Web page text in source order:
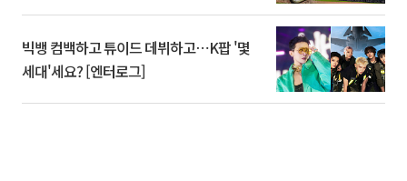
빅뱅 컴백하고 튜이드 데뷔하고⋯K팝 '몇
세대'세요? [엔터로그]